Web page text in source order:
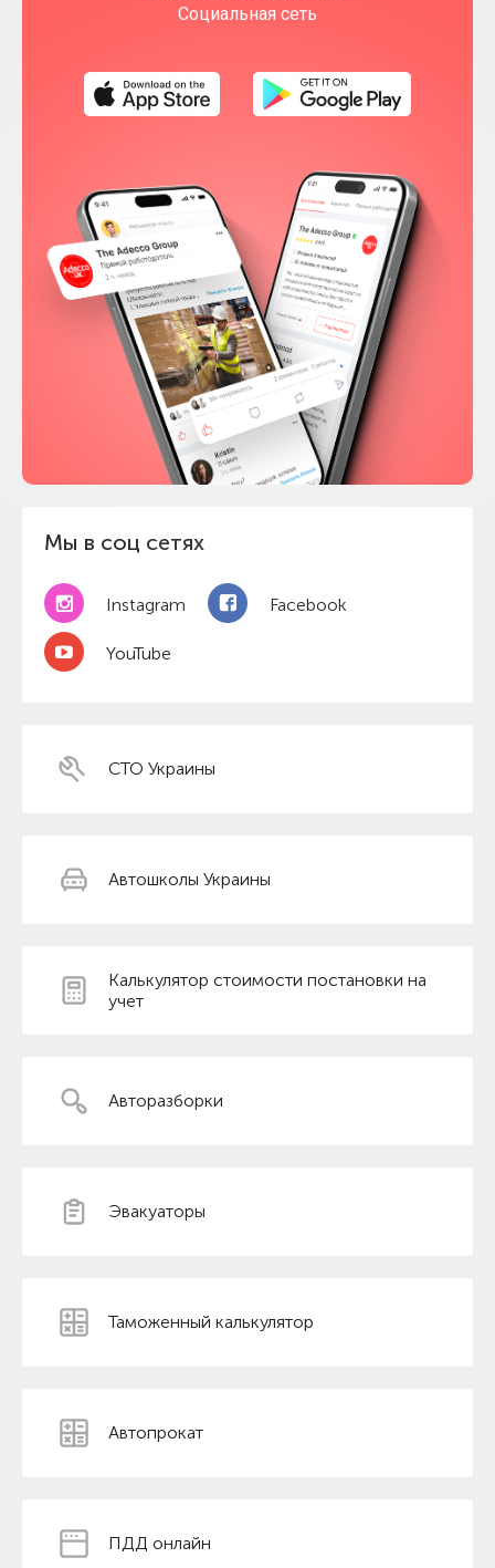
Мы в соц сетях
Instagram Facebook
YouTube
Социальная сеть
СТО Украины
Автошколы Украины
Калькулятор стоимости постановки на
учет
Авторазборки
Эвакуаторы
Таможенный калькулятор
Автопрокат
ПДД онлайн